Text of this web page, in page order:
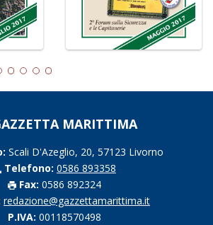
MARITTIMA
Scali D'Azeglio, 20, 57123 Livorno
Telefono: 0586 893358
Fax: 0586 892324
redazione@gazzettamarittima.it
P.IVA: 00118570498